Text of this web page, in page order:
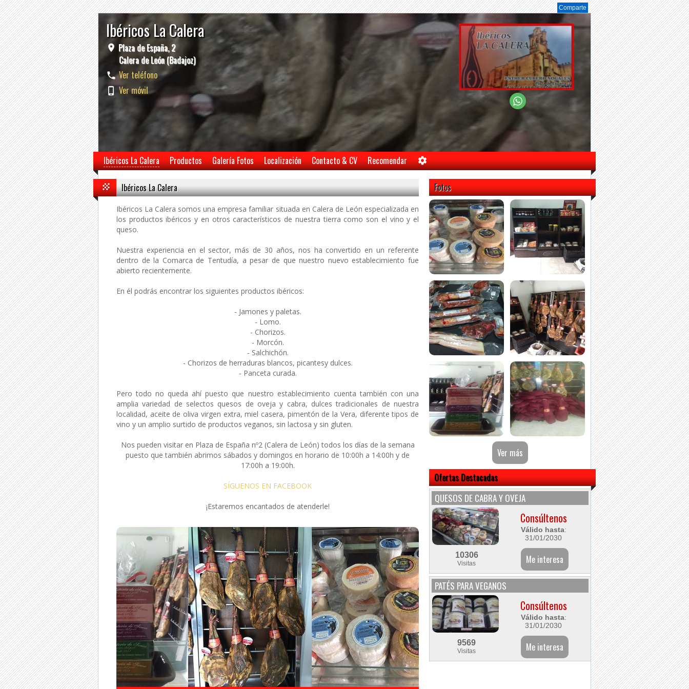
Comparte
Ibéricos La Calera
Plaza de España, 2
Calera de León (Badajoz)
Ver teléfono
Ver móvil
Ibéricos La Calera Productos Galería Fotos Localización Contacto & CV Recomendar
Ibéricos La Calera
Ibéricos La Calera somos una empresa familiar situada en Calera de León especializada en
los productos ibéricos y en otros característicos de nuestra tierra como son el vino y el
queso.
Nuestra experiencia en el sector, más de 30 años, nos ha convertido en un referente
dentro de la Comarca de Tentudía, a pesar de que nuestro nuevo establecimiento fue
abierto recientemente.
En él podrás encontrar los siguientes productos ibéricos:
- Jamones y paletas.
- Lomo.
- Chorizos.
- Morcón.
- Salchichón.
- Chorizos de herraduras blancos, picantesy dulces.
- Panceta curada.
Pero todo no queda ahí puesto que nuestro establecimiento cuenta también con una
amplia variedad de selectos quesos de oveja y cabra, dulces tradicionales de nuestra
localidad, aceite de oliva virgen extra, miel casera, pimentón de la Vera, diferente tipos de
vino y un amplio surtido de productos veganos, sin lactosa y sin gluten.
Nos pueden visitar en Plaza de España nº2 (Calera de León) todos los días de la semana
puesto que también abrimos sábados y domingos en horario de 10:00h a 14:00h y de
17:00h a 19:00h.
SÍGUENOS EN FACEBOOK
¡Estaremos encantados de atenderle!
Fotos
Ofertas Destacadas
QUESOS DE CABRA Y OVEJA
Consúltenos
Válido hasta:
31/01/2030
10306
Visitas
PATÉS PARA VEGANOS
Consúltenos
Válido hasta:
31/01/2030
9569
Visitas